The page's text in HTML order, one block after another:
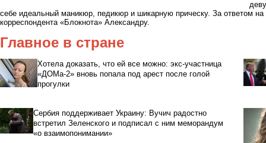
себе идеальный маникюр, педикюр и шикарную прическу. За ответом
корреспондента «Блокнота» Александру.
Главное в стране
Хотела доказать, что ей все можно: экс-участница
«ДОМа-2» вновь попала под арест после голой
прогулки
Сербия поддерживает Украину: Вучич радостно
встретил Зеленского и подписал с ним меморандум
«о взаимопонимании»